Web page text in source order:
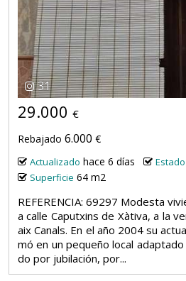
31
29.000 €
Rebajado 6.000 €
Actualizado hace 6 días Estado
Superficie 64 m2
REFERENCIA: 69297 Modesta
a calle Caputxins de Xàtiva, a la
aix Canals. En el año 2004 su
mó en un pequeño local
do por jubilación, por...